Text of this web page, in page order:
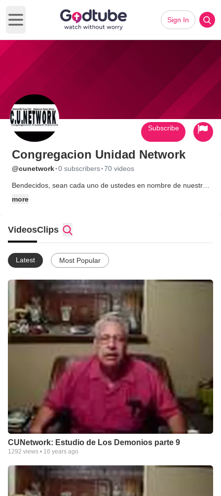
Open main menu
Sign In
Congregacion Unidad Network
@cunetwork·0 subscribers·70 videos
Bendecidos, sean cada uno de ustedes en nombre de nuestro
con Congregacion Unidad Network, presenta a nuestro
Hermano Juan G. Torres quien Dios le a dado el talento de
poder desmenuzar la palabra.
more
Subscribe
VideosClips
Latest Most Popular
CUNetwork: Estudio de Los Demonios parte 9
1292 views • 16 years ago